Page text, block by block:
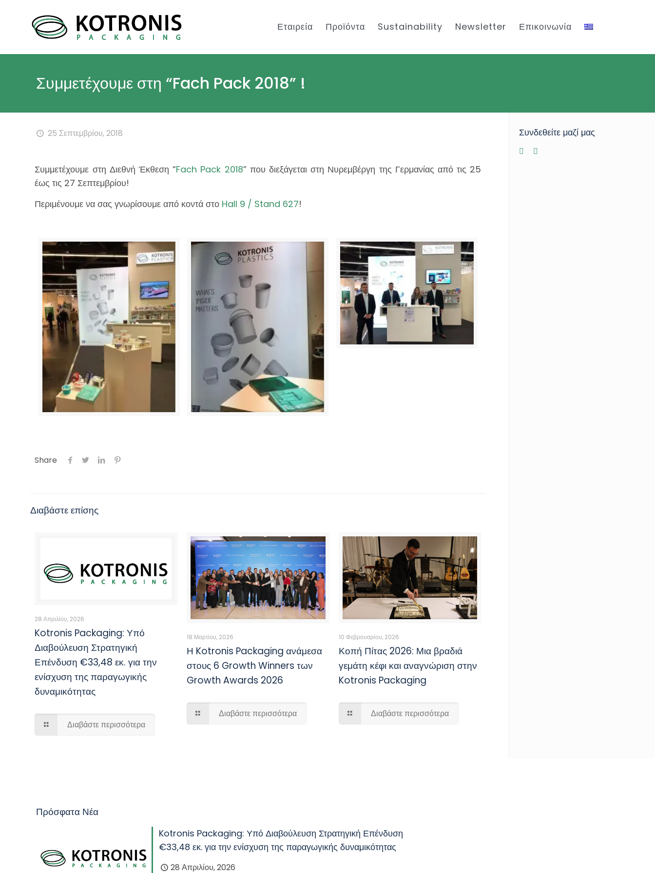
Εταιρεία Προϊόντα Sustainability Newsletter Επικοινωνία
Συμμετέχουμε στη “Fach Pack 2018” !
25 Σεπτεμβρίου, 2018
Συμμετέχουμε στη Διεθνή Έκθεση “Fach Pack 2018” που διεξάγεται στη Νυρεμβέργη της Γερμανίας από τις 25
έως τις 27 Σεπτεμβρίου!
Περιμένουμε να σας γνωρίσουμε από κοντά στο Hall 9 / Stand 627!
Share
Διαβάστε επίσης
28 Απριλίου, 2026
Kotronis Packaging: Υπό
Διαβούλευση Στρατηγική
Επένδυση €33,48 εκ. για την
ενίσχυση της παραγωγικής
δυναμικότητας
Διαβάστε περισσότερα
18 Μαρτίου, 2026
Η Kotronis Packaging ανάμεσα
στους 6 Growth Winners των
Growth Awards 2026
Διαβάστε περισσότερα
10 Φεβρουαρίου, 2026
Κοπή Πίτας 2026: Μια βραδιά
γεμάτη κέφι και αναγνώριση στην
Kotronis Packaging
Διαβάστε περισσότερα
Συνδεθείτε μαζί μας
Πρόσφατα Νέα
Kotronis Packaging: Υπό Διαβούλευση Στρατηγική Επένδυση
€33,48 εκ. για την ενίσχυση της παραγωγικής δυναμικότητας
28 Απριλίου, 2026